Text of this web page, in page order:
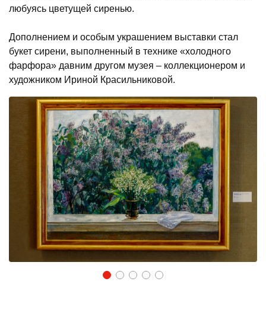
любуясь цветущей сиренью.
Дополнением и особым украшением выставки стал
букет сирени, выполненный в технике «холодного
фарфора» давним другом музея – коллекционером и
художником Ириной Красильниковой.
1 2 3 4 5